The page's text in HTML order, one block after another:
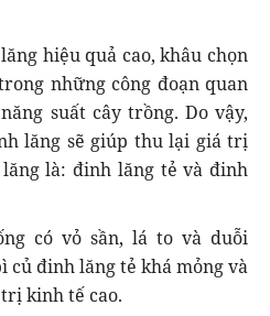
hiệu quả cao, khâu chọn
những công đoạn quan
suất cây trồng. Do vậy,
lăng sẽ giúp thu lại giá trị
là: đinh lăng tẻ và đinh
có vỏ sần, lá to và duỗi
củ đinh lăng tẻ khá mỏng và
kinh tế cao.